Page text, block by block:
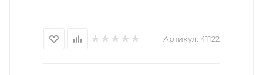
Артикул: 41122